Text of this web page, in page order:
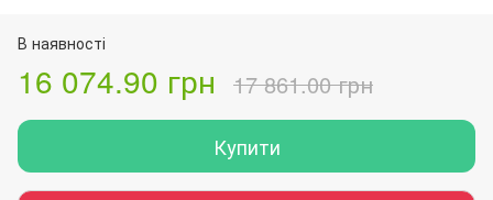
В наявності
16 074.90 грн 17 861.00 грн
Купити